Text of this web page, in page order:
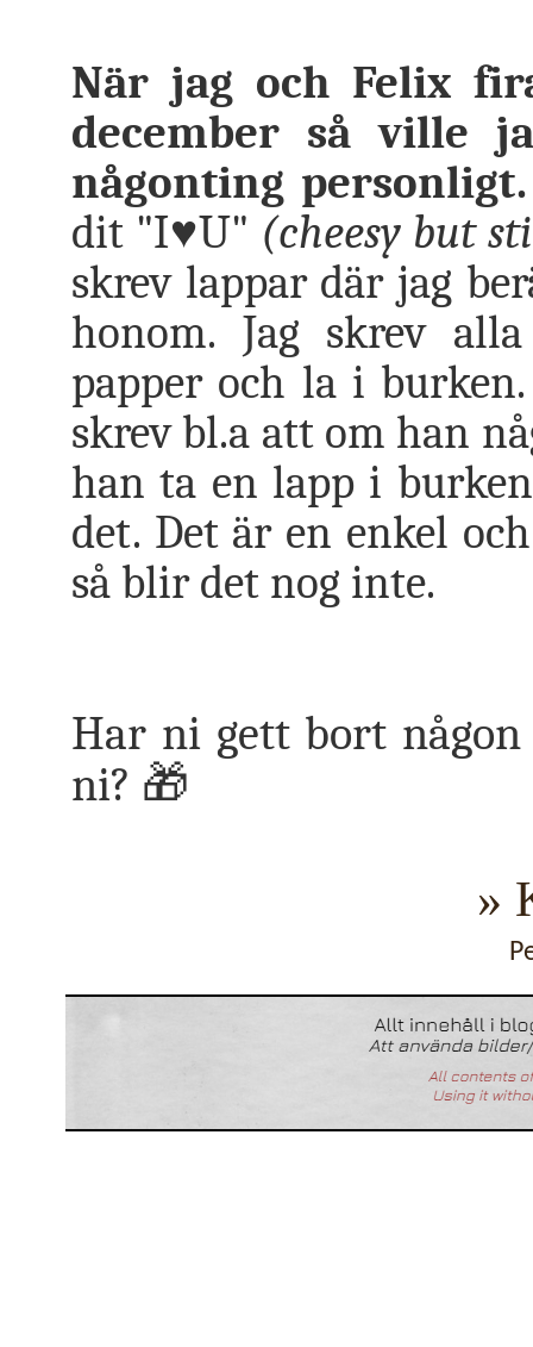
När jag och Felix
december så ville
någonting personligt.
dit "I♥U" (cheesy but
skrev lappar där jag
honom. Jag skrev
papper och la i
skrev bl.a att om han
han ta en lapp i
det. Det är en enkel
så blir det nog inte.
Har ni gett bort någon
ni? 🎁
»